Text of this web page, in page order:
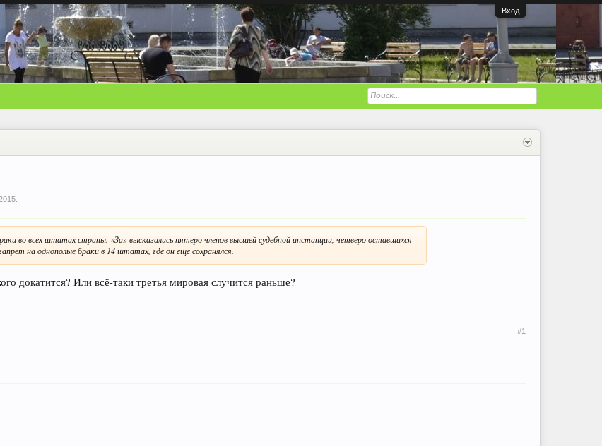
Вход
во всех штатах страны. «За» высказались пятеро членов высшей судебной инстанции, четверо оставшихся
на однополые браки в 14 штатах, где он еще сохранялся.
докатится? Или всё-таки третья мировая случится раньше?
#1